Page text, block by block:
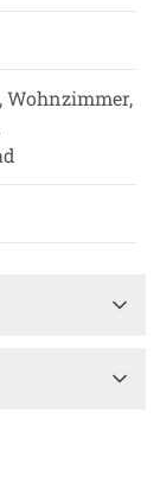
Wohnzimmer,